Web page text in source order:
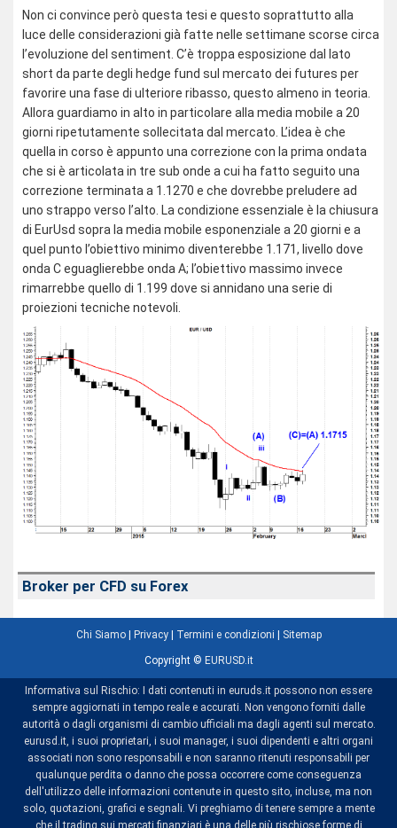
Non ci convince però questa tesi e questo soprattutto alla
luce delle considerazioni già fatte nelle settimane scorse circa
l’evoluzione del sentiment. C’è troppa esposizione dal lato
short da parte degli hedge fund sul mercato dei futures per
favorire una fase di ulteriore ribasso, questo almeno in teoria.
Allora guardiamo in alto in particolare alla media mobile a 20
giorni ripetutamente sollecitata dal mercato. L’idea è che
quella in corso è appunto una correzione con la prima ondata
che si è articolata in tre sub onde a cui ha fatto seguito una
correzione terminata a 1.1270 e che dovrebbe preludere ad
uno strappo verso l’alto. La condizione essenziale è la chiusura
di EurUsd sopra la media mobile esponenziale a 20 giorni e a
quel punto l’obiettivo minimo diventerebbe 1.171, livello dove
onda C eguaglierebbe onda A; l’obiettivo massimo invece
rimarrebbe quello di 1.199 dove si annidano una serie di
proiezioni tecniche notevoli.
Broker per CFD su Forex
Chi Siamo| Privacy| Termini e condizioni Sitemap
Copyright © EURUSD.it
Informativa sul Rischio: I dati contenuti in euruds.it possono non essere
sempre aggiornati in tempo reale e accurati. Non vengono forniti dalle
autorità o dagli organismi di cambio ufficiali ma dagli agenti sul mercato.
eurusd.it, i suoi proprietari, i suoi manager, i suoi dipendenti e altri organi
associati non sono responsabili e non saranno ritenuti responsabili per
qualunque perdita o danno che possa occorrere come conseguenza
dell'utilizzo delle informazioni contenute in questo sito, incluse, ma non
solo, quotazioni, grafici e segnali. Vi preghiamo di tenere sempre a mente
che il trading sui mercati finanziari è una delle più rischiose forme di